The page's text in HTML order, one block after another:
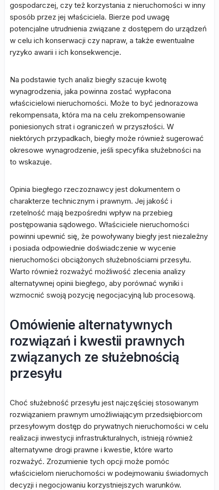
gospodarczej, czy też korzystania z nieruchomości w inny
sposób przez jej właściciela. Bierze pod uwagę
potencjalne utrudnienia związane z dostępem do urządzeń
w celu ich konserwacji czy napraw, a także ewentualne
ryzyko awarii i ich konsekwencje.
Na podstawie tych analiz biegły szacuje kwotę
wynagrodzenia, jaka powinna zostać wypłacona
właścicielowi nieruchomości. Może to być jednorazowa
rekompensata, która ma na celu zrekompensowanie
poniesionych strat i ograniczeń w przyszłości. W
niektórych przypadkach, biegły może również sugerować
okresowe wynagrodzenie, jeśli specyfika służebności na
to wskazuje.
Opinia biegłego rzeczoznawcy jest dokumentem o
charakterze technicznym i prawnym. Jej jakość i
rzetelność mają bezpośredni wpływ na przebieg
postępowania sądowego. Właściciele nieruchomości
powinni upewnić się, że powoływany biegły jest niezależny
i posiada odpowiednie doświadczenie w wycenie
nieruchomości obciążonych służebnościami przesyłu.
Warto również rozważyć możliwość zlecenia analizy
alternatywnej opinii biegłego, aby porównać wyniki i
wzmocnić swoją pozycję negocjacyjną lub procesową.
Omówienie alternatywnych
rozwiązań i kwestii prawnych
związanych ze służebnością
przesyłu
Choć służebność przesyłu jest najczęściej stosowanym
rozwiązaniem prawnym umożliwiającym przedsiębiorcom
przesyłowym dostęp do prywatnych nieruchomości w celu
realizacji inwestycji infrastrukturalnych, istnieją również
alternatywne drogi prawne i kwestie, które warto
rozważyć. Zrozumienie tych opcji może pomóc
właścicielom nieruchomości w podejmowaniu świadomych
decyzji i negocjowaniu korzystniejszych warunków.